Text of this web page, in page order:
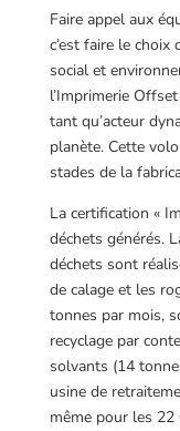
Faire appel aux
c’est faire le choix
social et
l’Imprimerie
tant qu’acteur
planète. Cette
stades de la
La certification «
déchets générés.
déchets sont
de calage et les
tonnes par mois,
recyclage par
solvants (14
usine de
même pour les 22